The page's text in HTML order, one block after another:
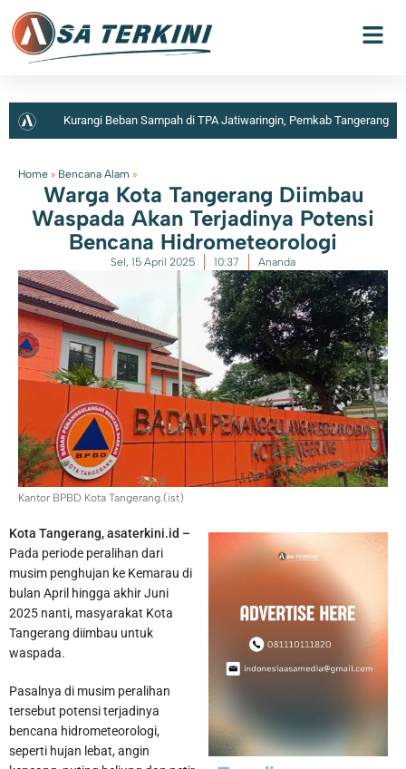
Kurangi Beban Sampah di TPA Jatiwaringin, Pemkab Tangerang
Penemuan Ratusan Senpi dan Narkoba di Sekolah Swasta
Ditangani Polres Metro Jakarta Selatan
Home » Bencana Alam »
Warga Kota Tangerang Diimbau
Waspada Akan Terjadinya Potensi
Bencana Hidrometeorologi
Sel, 15 April 2025 10:37 Ananda
Kantor BPBD Kota Tangerang.(ist)
Kota Tangerang, asaterkini.id –
Pada periode peralihan dari
musim penghujan ke Kemarau di
bulan April hingga akhir Juni
2025 nanti, masyarakat Kota
Tangerang diimbau untuk
waspada.
Pasalnya di musim peralihan
tersebut potensi terjadinya
bencana hidrometeorologi,
seperti hujan lebat, angin